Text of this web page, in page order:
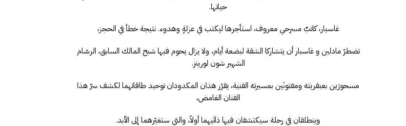
حياتها.
غاسبار، كاتبٌ مسرحي معروف، استأجرها ليكتب في عزلةٍ وهدوء. نتيجة خطأ في الحجز،
تضطرّ مادلين و غاسبار أن يتشاركا الشقة لبضعة أيام، ولا يزال يحوم فيها شبح المالك السابق، الرسّام
الشهير شون لورينز.
مسحورَين بعبقريته ومفتونَين بمسيرته الفنية، يقرّر هذان المكدودان توحيد طاقاتهما لكشف سرّ هذا
الفنان الغامض،
وينطلقان في رحلة سيكتشفان فيها ذاتَيهما أولاً، والتي ستغيّرهما إلى الأبد.